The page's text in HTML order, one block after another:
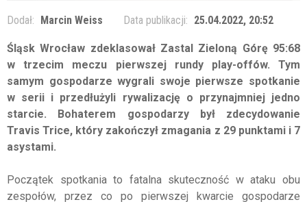
Dodał: Marcin Weiss Data publikacji: 25.04.2022, 20:52
Śląsk Wrocław zdeklasował Zastal Zieloną Górę 95:68
w trzecim meczu pierwszej rundy play-offów. Tym
samym gospodarze wygrali swoje pierwsze spotkanie
w serii i przedłużyli rywalizację o przynajmniej jedno
starcie. Bohaterem gospodarzy był zdecydowanie
Travis Trice, który zakończył zmagania z 29 punktami i 7
asystami.
Początek spotkania to fatalna skuteczność w ataku obu
zespołów, przez co po pierwszej kwarcie gospodarze